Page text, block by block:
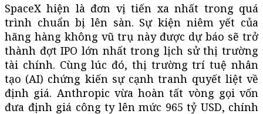
SpaceX hiện là đơn vị tiến xa nhất trong quá
trình chuẩn bị lên sàn. Sự kiện niêm yết của
hãng hàng không vũ trụ này được dự báo sẽ trở
thành đợt IPO lớn nhất trong lịch sử thị trường
tài chính. Cùng lúc đó, thị trường trí tuệ nhân
tạo (AI) chứng kiến sự cạnh tranh quyết liệt về
định giá. Anthropic vừa hoàn tất vòng gọi vốn
đưa định giá công ty lên mức 965 tỷ USD, chính